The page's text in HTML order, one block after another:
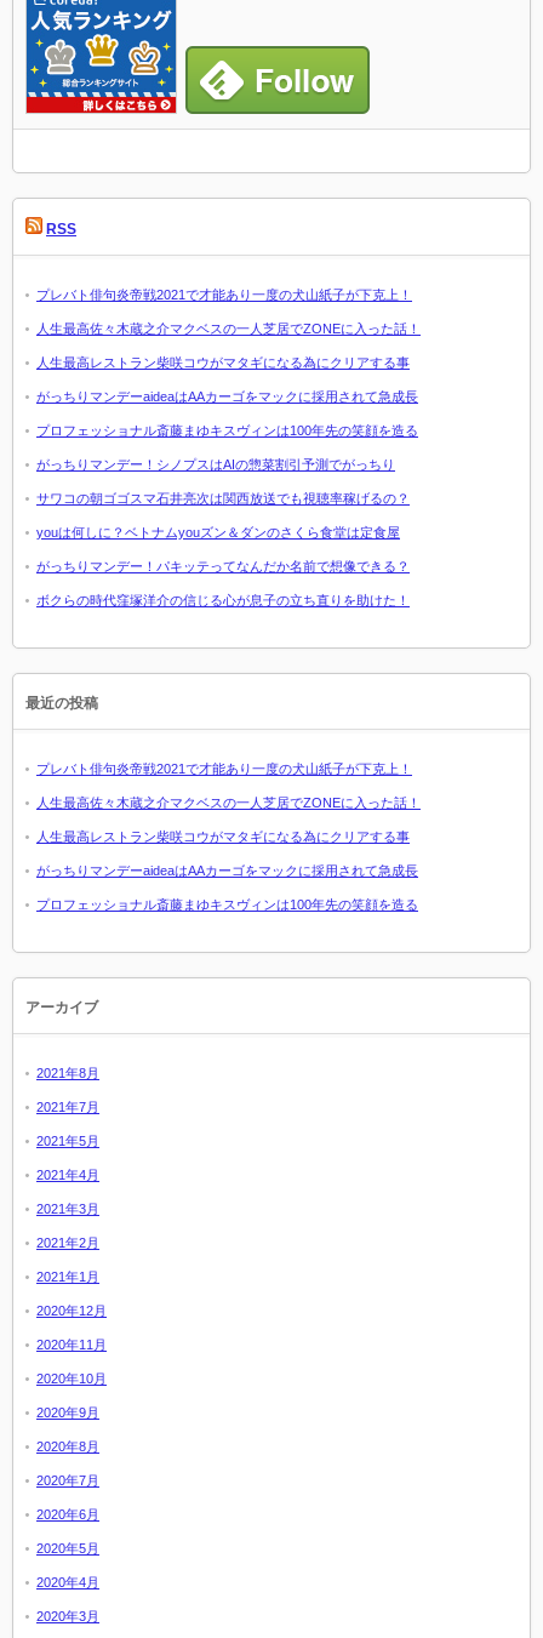
RSS
プレバト俳句炎帝戦2021で才能あり一度の犬山紙子が下克上！
人生最高佐々木蔵之介マクベスの一人芝居でZONEに入った話！
人生最高レストラン柴咲コウがマタギになる為にクリアする事
がっちりマンデーaideaはAAカーゴをマックに採用されて急成長
プロフェッショナル斎藤まゆキスヴィンは100年先の笑顔を造る
がっちりマンデー！シノプスはAIの惣菜割引予測でがっちり
サワコの朝ゴゴスマ石井亮次は関西放送でも視聴率稼げるの？
youは何しに？ベトナムyouズン＆ダンのさくら食堂は定食屋
がっちりマンデー！パキッテってなんだか名前で想像できる？
ボクらの時代窪塚洋介の信じる心が息子の立ち直りを助けた！
最近の投稿
プレバト俳句炎帝戦2021で才能あり一度の犬山紙子が下克上！
人生最高佐々木蔵之介マクベスの一人芝居でZONEに入った話！
人生最高レストラン柴咲コウがマタギになる為にクリアする事
がっちりマンデーaideaはAAカーゴをマックに採用されて急成長
プロフェッショナル斎藤まゆキスヴィンは100年先の笑顔を造る
アーカイブ
2021年8月
2021年7月
2021年5月
2021年4月
2021年3月
2021年2月
2021年1月
2020年12月
2020年11月
2020年10月
2020年9月
2020年8月
2020年7月
2020年6月
2020年5月
2020年4月
2020年3月